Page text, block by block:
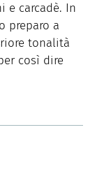
e carcadè. In
preparo a
tonalità
così dire